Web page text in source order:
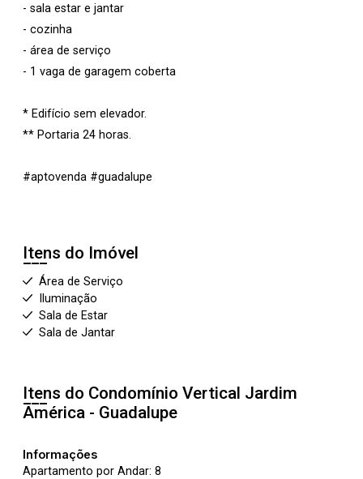
- sala estar e jantar
- cozinha
- área de serviço
- 1 vaga de garagem coberta
* Edifício sem elevador.
** Portaria 24 horas.
#aptovenda #guadalupe
Itens do Imóvel
Área de Serviço
Iluminação
Sala de Estar
Sala de Jantar
Itens do Condomínio Vertical Jardim
América - Guadalupe
Informações
Apartamento por Andar: 8